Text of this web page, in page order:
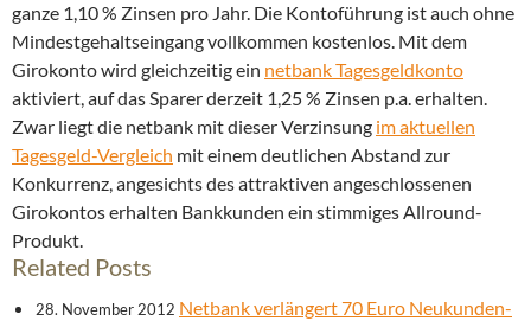
ganze 1,10 % Zinsen pro Jahr. Die Kontoführung ist auch ohne
Mindestgehaltseingang vollkommen kostenlos. Mit dem
Girokonto wird gleichzeitig ein netbank Tagesgeldkonto
aktiviert, auf das Sparer derzeit 1,25 % Zinsen p.a. erhalten.
Zwar liegt die netbank mit dieser Verzinsung im aktuellen
Tagesgeld-Vergleich mit einem deutlichen Abstand zur
Konkurrenz, angesichts des attraktiven angeschlossenen
Girokontos erhalten Bankkunden ein stimmiges Allround-
Produkt.
Related Posts
28. November 2012 Netbank verlängert 70 Euro Neukunden-